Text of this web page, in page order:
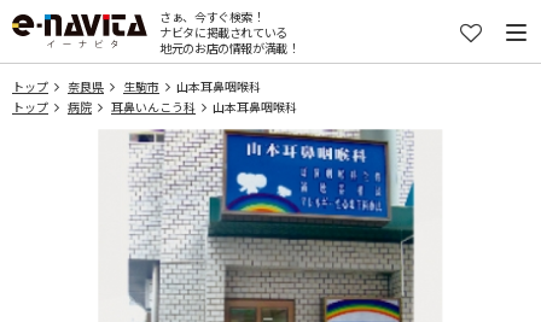
さぁ、今すぐ検索！
ナビタに掲載されている
地元のお店の情報が満載！
トップ 奈良県 生駒市
山本耳鼻咽喉科
トップ
病院 耳鼻いんこう科 山本耳鼻咽喉科